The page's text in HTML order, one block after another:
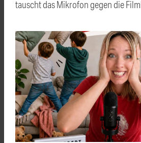
tauscht das Mikrofon gegen die